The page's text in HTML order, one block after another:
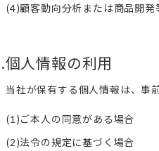
(4)顧客動向分析または商品開
.個人情報の利用
当社が保有する個人情報は、事
(1 )ご本人の同意がある場合
(2)法令の規定に基づく場合